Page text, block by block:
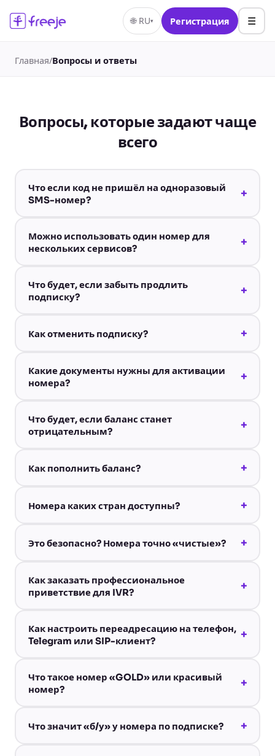
🌐 RU▾ Регистрация ☰
Главная/Вопросы и ответы
Вопросы, которые задают чаще
всего
Что если код не пришёл на одноразовый
SMS-номер?
+
Можно использовать один номер для
нескольких сервисов?
+
Что будет, если забыть продлить
подписку?
+
Как отменить подписку? +
Какие документы нужны для активации
номера?
+
Что будет, если баланс станет
отрицательным?
+
Как пополнить баланс? +
Номера каких стран доступны? +
Это безопасно? Номера точно «чистые»? +
Как заказать профессиональное
приветствие для IVR?
+
Как настроить переадресацию на телефон,
Telegram или SIP-клиент?
+
Что такое номер «GOLD» или красивый
номер?
+
Что значит «б/у» у номера по подписке? +